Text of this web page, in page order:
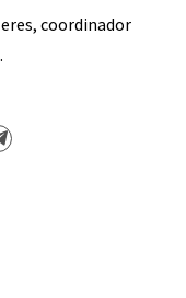
coordinador